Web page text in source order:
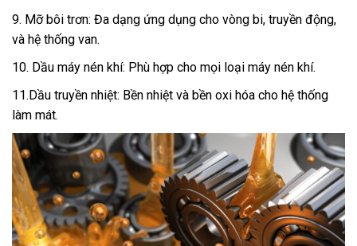
9. Mỡ bôi trơn: Đa dạng ứng dụng cho vòng bi, truyền động,
và hệ thống van.
10. Dầu máy nén khí: Phù hợp cho mọi loại máy nén khí.
11.Dầu truyền nhiệt: Bền nhiệt và bền oxi hóa cho hệ thống
làm mát.